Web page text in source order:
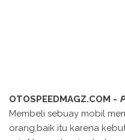
OTOSPEEDMAGZ.COM -
Membeli sebuay mobil
orang,baik itu karena